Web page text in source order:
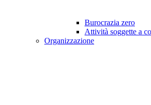
Burocrazia zero
Attività soggette a
Organizzazione